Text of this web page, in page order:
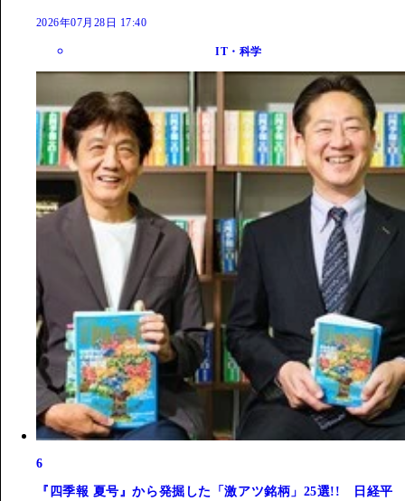
2026年07月28日 17:40
IT・科学
6
『四季報 夏号』から発掘した「激アツ銘柄」25選!! 日経平